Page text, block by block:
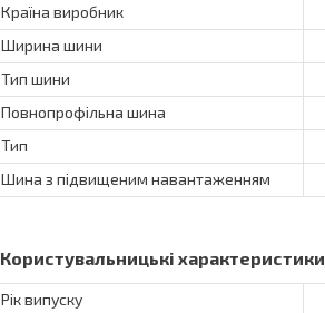
Країна виробник
Ширина шини
Тип шини
Повнопрофільна шина
Тип
Шина з підвищеним навантаженням
Користувальницькі характеристики
Рік випуску